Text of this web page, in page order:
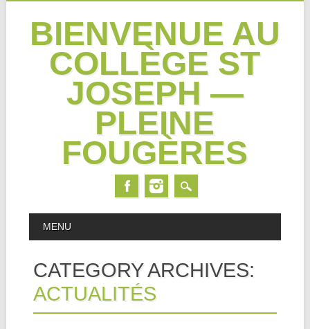
BIENVENUE AU
COLLÈGE ST
JOSEPH —
PLEINE
FOUGÈRES
MAIN MENU
MENU
CATEGORY ARCHIVES:
ACTUALITÉS